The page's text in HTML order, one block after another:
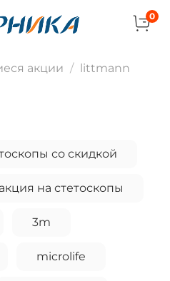
0
акции littmann
со скидкой
акция на стетоскопы
3m
microlife